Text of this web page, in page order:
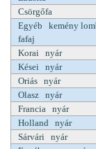
Csörgőfa
Egyéb kemény
fafaj
Korai nyár
Kései nyár
Oriás nyár
Olasz nyár
Francia nyár
Holland nyár
Sárvári nyár